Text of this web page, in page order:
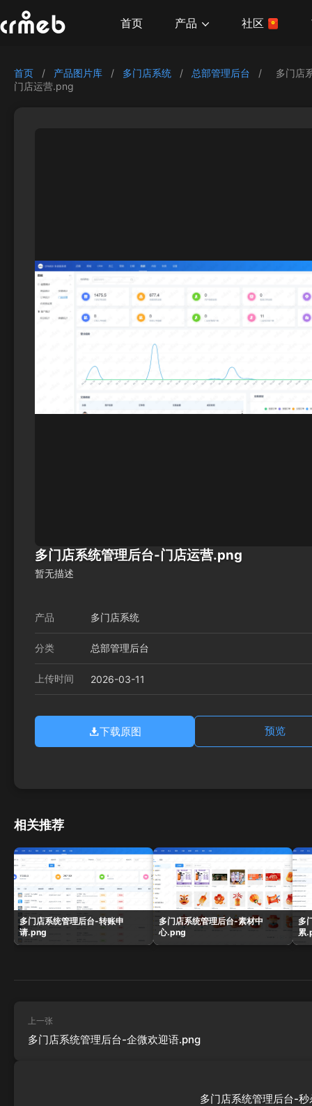
首页 产品 社区
首页 / 产品图片库 / 多门店系统 / 总部管理后台 /
多门店
门店运营.png
多门店系统管理后台-门店运营.png
暂无描述
产品 多门店系统
分类 总部管理后台
上传时间 2026-03-11
下载原图 预览
相关推荐
多门店系统管理后台-转账申
请.png
多门店系统管理后台-素材中
心.png
多
累
上一张
多门店系统管理后台-企微欢迎语.png
多门店系统管理后台-